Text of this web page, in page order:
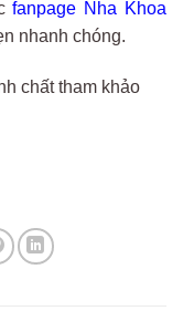
fanpage Nha Khoa
nhanh chóng.
chất tham khảo